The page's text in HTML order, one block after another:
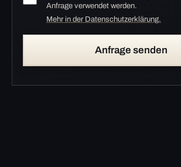
Anfrage verwendet werden.
Mehr in der Datenschutzerklärung.
Anfrage senden